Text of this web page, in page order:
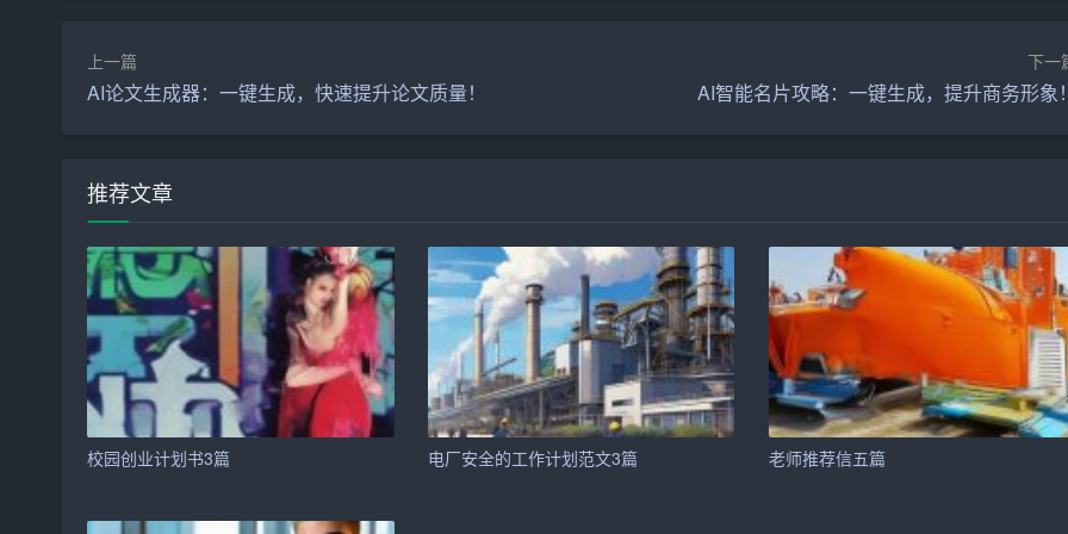
四、营销策略
2.开业促销：开业初期推出折扣优惠、会员积分活动，吸引首批顾客。
4. 口碑营销：重视顾客体验，鼓励顾客分享用餐感受，通过口碑传播扩大影响力。
五、运营计划
1. 选址策略：选择位于城市中心商务区或高端住宅区的人流密集地段，确保充足的客流量。
2. 人员配置：招聘经验丰富的厨师团队、专业的营养师以及热情周到的服务人员。
上一篇
AI论文生成器：一键生成，快速提升论文质量！
下一
AI智能名片攻略：一键生成，提升商务形象
推荐文章
校园创业计划书3篇 电厂安全的工作计划范文3篇 老师推荐信五篇